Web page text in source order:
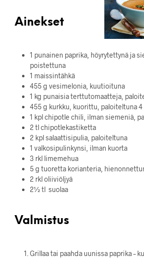
Ainekset
1 punainen paprika, höyrytettynä ja
poistettuna
1 maissintähkä
455 g vesimelonia, kuutioituna
1 kg punaisia terttutomaatteja,
455 g kurkku, kuorittu, paloiteltuna 4
1 kpl chipotle chili, ilman siemeniä,
2 tl chipotlekastiketta
2 kpl salaattisipulia, paloiteltuna
1 valkosipulinkynsi, ilman kuorta
3 rkl limemehua
5 g tuoretta korianteria,
2 rkl oliiviöljyä
2½ tl suolaa
Valmistus
Grillaa tai paahda uunissa paprika –